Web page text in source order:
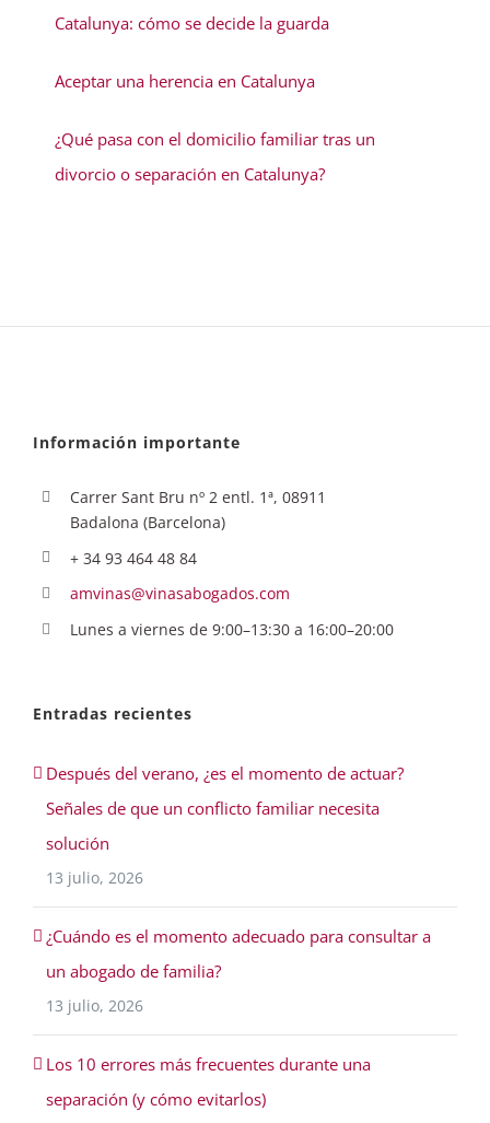
Catalunya: cómo se decide la guarda
Aceptar una herencia en Catalunya
¿Qué pasa con el domicilio familiar tras un
divorcio o separación en Catalunya?
Información importante
Carrer Sant Bru nº 2 entl. 1ª, 08911
Badalona (Barcelona)
+ 34 93 464 48 84
amvinas@vinasabogados.com
Lunes a viernes de 9:00–13:30 a 16:00–20:00
Entradas recientes
Después del verano, ¿es el momento de actuar?
Señales de que un conflicto familiar necesita
solución
13 julio, 2026
¿Cuándo es el momento adecuado para consultar a
un abogado de familia?
13 julio, 2026
Los 10 errores más frecuentes durante una
separación (y cómo evitarlos)